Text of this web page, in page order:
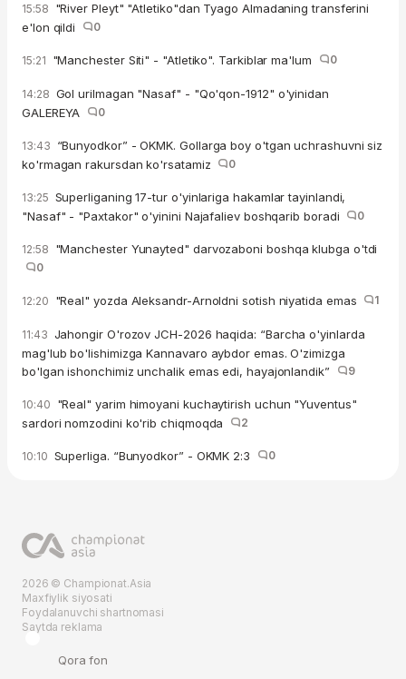
15:58 "River Pleyt" "Atletiko"dan Tyago Almadaning transferini
e'lon qildi
0
15:21 "Manchester Siti" - "Atletiko". Tarkiblar ma'lum 0
14:28 Gol urilmagan "Nasaf" - "Qo'qon-1912" o'yinidan
GALEREYA
0
13:43 “Bunyodkor” - OKMK. Gollarga boy o'tgan uchrashuvni siz
ko'rmagan rakursdan ko'rsatamiz
0
13:25 Superliganing 17-tur o'yinlariga hakamlar tayinlandi,
"Nasaf" - "Paxtakor" o'yinini Najafaliev boshqarib boradi
0
12:58 "Manchester Yunayted" darvozaboni boshqa klubga o'tdi
0
12:20 "Real" yozda Aleksandr-Arnoldni sotish niyatida emas 1
11:43 Jahongir O'rozov JCH-2026 haqida: “Barcha o'yinlarda
mag'lub bo'lishimizga Kannavaro aybdor emas. O'zimizga
bo'lgan ishonchimiz unchalik emas edi, hayajonlandik”
9
10:40 "Real" yarim himoyani kuchaytirish uchun "Yuventus"
sardori nomzodini ko'rib chiqmoqda
2
10:10 Superliga. “Bunyodkor” - OKMK 2:3 0
2026 © Championat.Asia
Maxfiylik siyosati
Foydalanuvchi shartnomasi
Saytda reklama
Qora fon